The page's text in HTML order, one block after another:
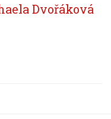
Dvořáková